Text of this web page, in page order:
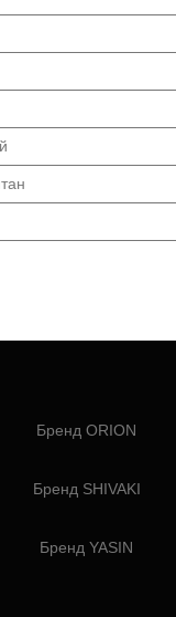
Бренд ORION
Бренд SHIVAKI
Бренд YASIN